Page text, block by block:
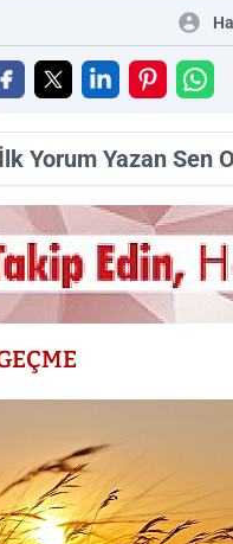
İlk Yorum Yazan Sen